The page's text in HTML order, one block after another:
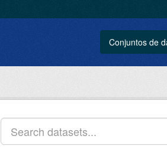
Conjuntos de